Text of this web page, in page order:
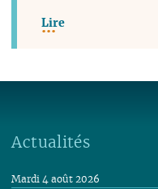
Lire
Actualités
Mardi 4 août 2026